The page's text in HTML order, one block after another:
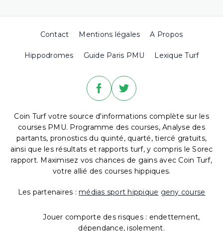
Contact Mentions légales A Propos
Hippodromes Guide Paris PMU Lexique Turf
Coin Turf votre source d'informations complète sur les
courses PMU. Programme des courses, Analyse des
partants, pronostics du quinté, quarté, tiercé gratuits,
ainsi que les résultats et rapports turf, y compris le Sorec
rapport. Maximisez vos chances de gains avec Coin Turf,
votre allié des courses hippiques.
Les partenaires : médias sport hippique geny course
Jouer comporte des risques : endettement,
dépendance, isolement.